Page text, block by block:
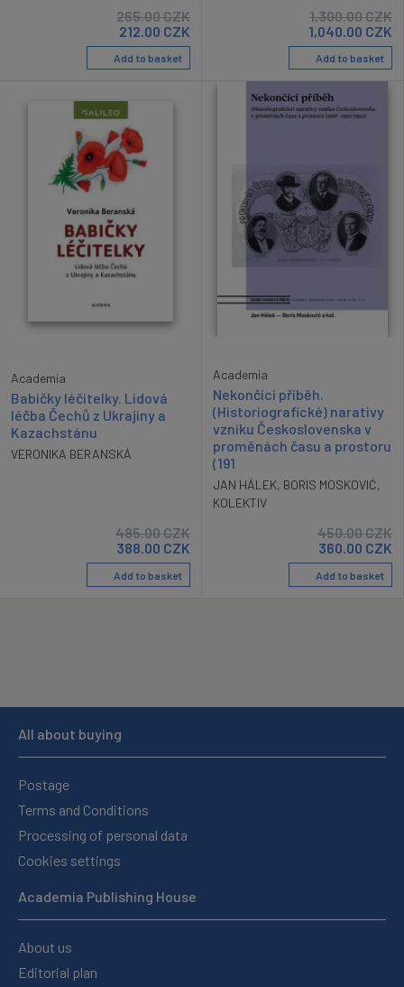
265.00CZK
212.00 CZK
Add to basket
1,300.00CZK
1,040.00 CZK
Add to basket
Academia
Babičky léčitelky. Lidová
léčba Čechů z Ukrajiny a
Kazachstánu
VERONIKA BERANSKÁ
485.00CZK
388.00 CZK
Add to basket
Academia
Nekončící příběh.
(Historiografické) narativy
vzniku Československa v
proměnách času a prostoru
(191
JAN HÁLEK, BORIS MOSKOVIĆ,
KOLEKTIV
450.00CZK
360.00 CZK
Add to basket
All about buying
Postage
Terms and Conditions
Processing of personal data
Cookies settings
Academia Publishing House
About us
Editorial plan